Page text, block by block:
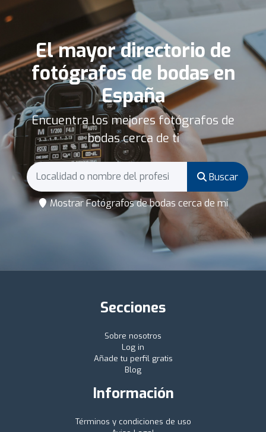
El mayor directorio de
fotógrafos de bodas en
España
Encuentra los mejores fotógrafos de
bodas cerca de ti
Buscar
Mostrar Fotógrafos de bodas cerca de mí
Secciones
Sobre nosotros
Log in
Añade tu perfil gratis
Blog
Información
Términos y condiciones de uso